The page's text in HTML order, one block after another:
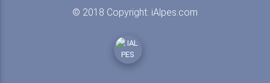
© 2018 Copyright: iAlpes.com